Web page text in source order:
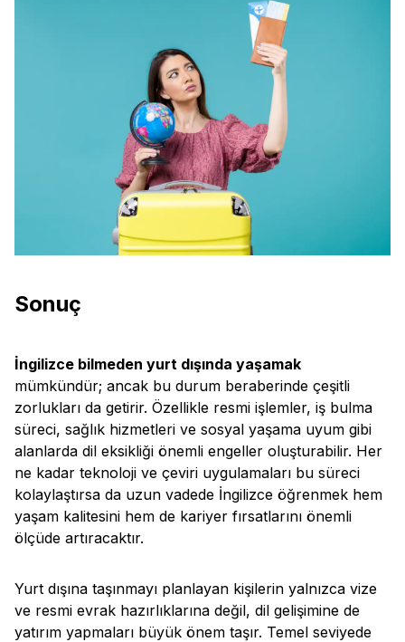
Sonuç
İngilizce bilmeden yurt dışında yaşamak
mümkündür; ancak bu durum beraberinde çeşitli
zorlukları da getirir. Özellikle resmi işlemler, iş bulma
süreci, sağlık hizmetleri ve sosyal yaşama uyum gibi
alanlarda dil eksikliği önemli engeller oluşturabilir. Her
ne kadar teknoloji ve çeviri uygulamaları bu süreci
kolaylaştırsa da uzun vadede İngilizce öğrenmek hem
yaşam kalitesini hem de kariyer fırsatlarını önemli
ölçüde artıracaktır.
Yurt dışına taşınmayı planlayan kişilerin yalnızca vize
ve resmi evrak hazırlıklarına değil, dil gelişimine de
yatırım yapmaları büyük önem taşır. Temel seviyede